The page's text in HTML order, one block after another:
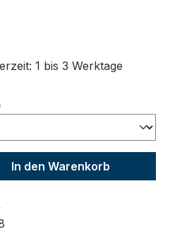
von 5 von 5 Sternen
1 bis 3 Werktage
den
In den Warenkorb